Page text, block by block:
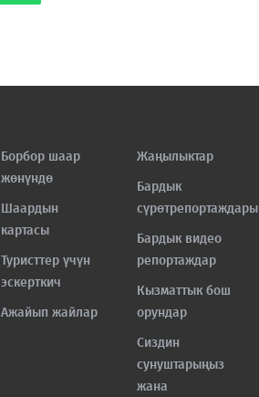
Борбор шаар
жөнүндө
Шаардын
картасы
Туристтер үчүн
эскерткич
Ажайып жайлар
Жаңылыктар
Бардык
сүрөтрепортаждары
Бардык видео
репортаждар
Кызматтык бош
орундар
Сиздин
сунуштарыңыз
жана